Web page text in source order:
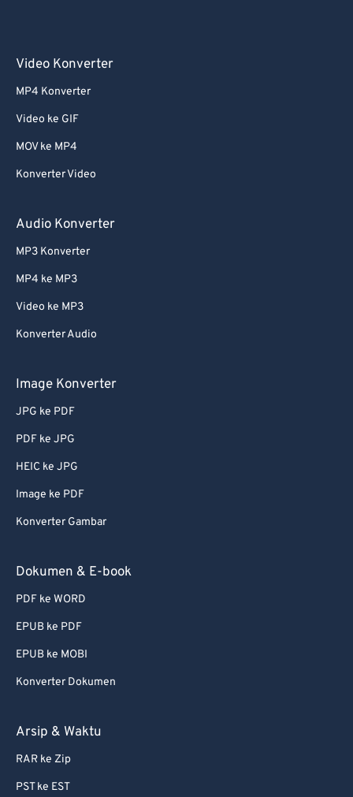
Video Konverter
MP4 Konverter
Video ke GIF
MOV ke MP4
Konverter Video
Audio Konverter
MP3 Konverter
MP4 ke MP3
Video ke MP3
Konverter Audio
Image Konverter
JPG ke PDF
PDF ke JPG
HEIC ke JPG
Image ke PDF
Konverter Gambar
Dokumen & E-book
PDF ke WORD
EPUB ke PDF
EPUB ke MOBI
Konverter Dokumen
Arsip & Waktu
RAR ke Zip
PST ke EST